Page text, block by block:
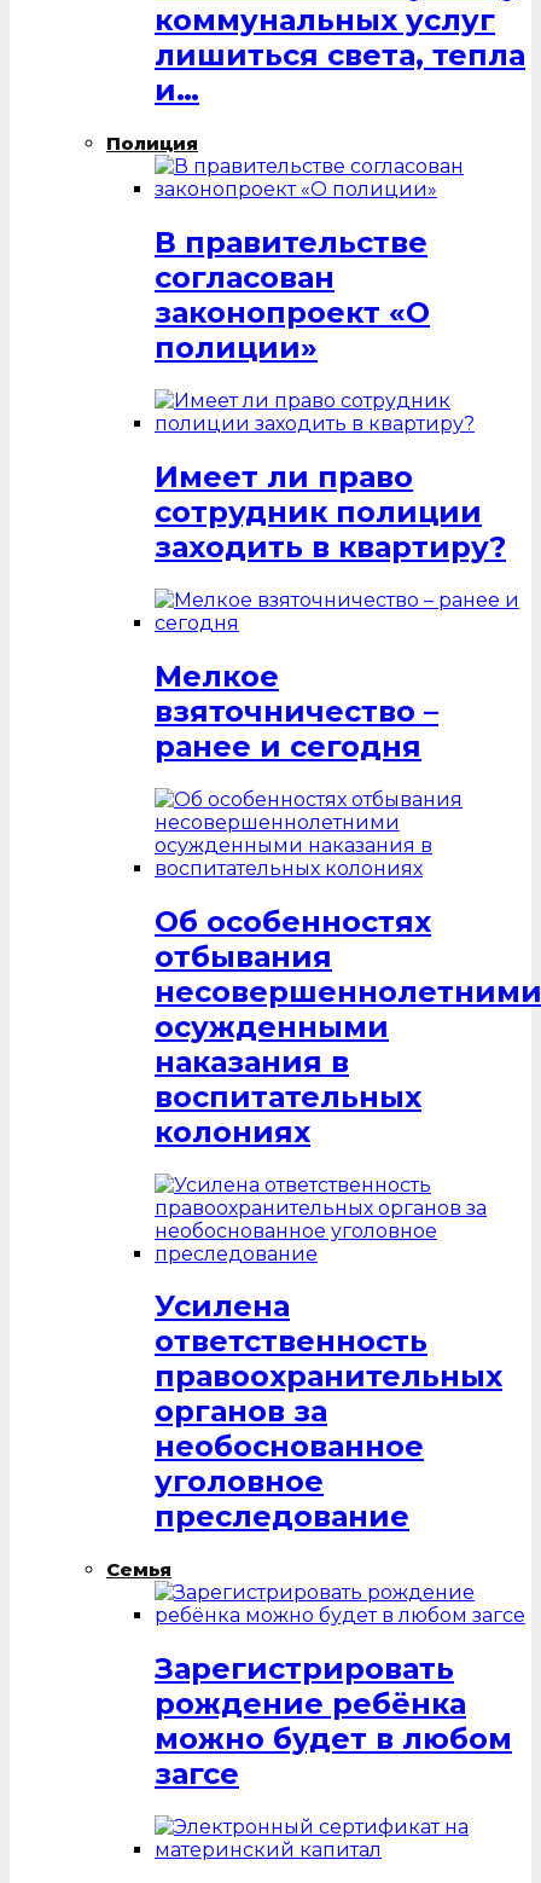
коммунальных услуг
лишиться света, тепла
и…
Полиция
В правительстве
согласован
законопроект «О
полиции»
Имеет ли право
сотрудник полиции
заходить в квартиру?
Мелкое
взяточничество –
ранее и сегодня
Об особенностях
отбывания
несовершеннолетними
осужденными
наказания в
воспитательных
колониях
Усилена
ответственность
правоохранительных
органов за
необоснованное
уголовное
преследование
Семья
Зарегистрировать
рождение ребёнка
можно будет в любом
загсе